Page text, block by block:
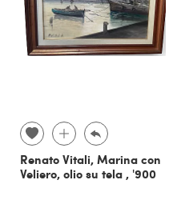
Renato Vitali, Marina con
Veliero, olio su tela , '900